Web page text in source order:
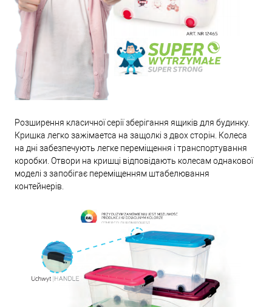
Розширення класичної серії зберігання ящиків для будинку.
Кришка легко зажімаетса на защолкі з двох сторін. Колеса
на дні забезпечують легке переміщення і транспортування
коробки. Отвори на кришці відповідають колесам однакової
моделі з запобігає переміщенням штабелювання
контейнерів.